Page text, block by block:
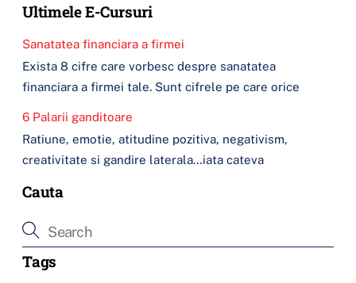
Ultimele E-Cursuri
Sanatatea financiara a firmei
Exista 8 cifre care vorbesc despre sanatatea
financiara a firmei tale. Sunt cifrele pe care orice
6 Palarii ganditoare
Ratiune, emotie, atitudine pozitiva, negativism,
creativitate si gandire laterala…iata cateva
Cauta
Tags